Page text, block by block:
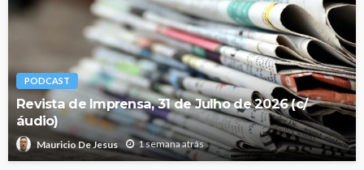
PODCAST
Revista de Imprensa, 31 de Julho de 2026 (c/
áudio)
Mauricio De Jesus 1 semana atrás